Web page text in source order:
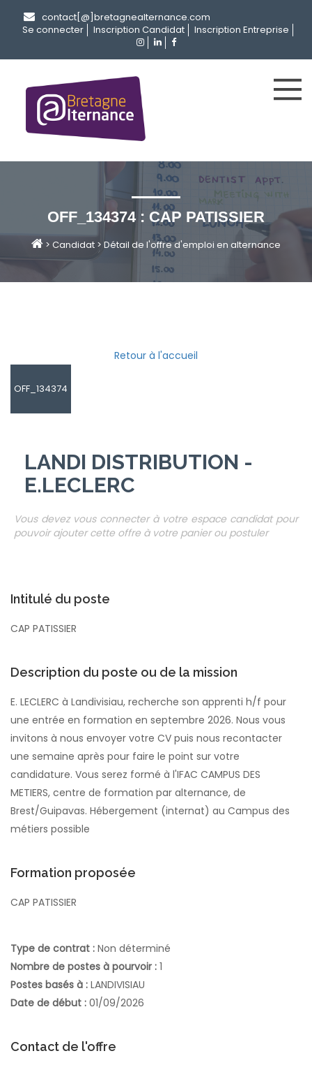
contact[@]bretagnealternance.com
Se connecter
Inscription Candidat Inscription Entreprise
OFF_134374 : CAP PATISSIER
> Candidat >Détail de l'offre d'emploi en alternance
Retour à l'accueil
OFF_134374
LANDI DISTRIBUTION -
E.LECLERC
Vous devez vous connecter à votre espace candidat pour
pouvoir ajouter cette offre à votre panier ou postuler
Intitulé du poste
CAP PATISSIER
Description du poste ou de la mission
E. LECLERC à Landivisiau, recherche son apprenti h/f pour
une entrée en formation en septembre 2026. Nous vous
invitons à nous envoyer votre CV puis nous recontacter
une semaine après pour faire le point sur votre
candidature. Vous serez formé à l'IFAC CAMPUS DES
METIERS, centre de formation par alternance, de
Brest/Guipavas. Hébergement (internat) au Campus des
métiers possible
Formation proposée
CAP PATISSIER
Type de contrat : Non déterminé
Nombre de postes à pourvoir : 1
Postes basés à : LANDIVISIAU
Date de début : 01/09/2026
Contact de l'offre